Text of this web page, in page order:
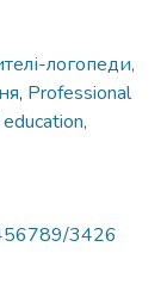
логопеди,
, Professional
3426